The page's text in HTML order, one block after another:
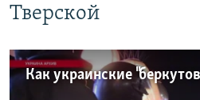
Тверской